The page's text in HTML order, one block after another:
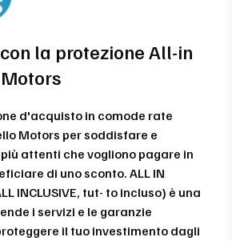
la protezione All-in
d'acquisto in comode rate
Motors per soddisfare e
attenti che vogliono pagare in
di uno sconto. ALL IN
INCLUSIVE, tut- to incluso) è una
i servizi e le garanzie
il tuo investimento dagli